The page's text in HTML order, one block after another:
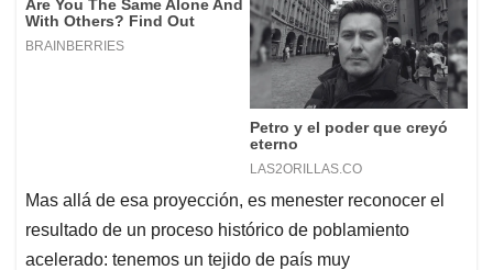
Mas allá de esa proyección, es menester reconocer el
resultado de un proceso histórico de poblamiento
acelerado: tenemos un tejido de país muy